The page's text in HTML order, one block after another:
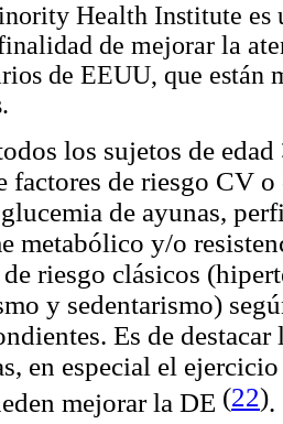
Health Institute es
de mejorar la
de EEUU, que están
los sujetos de edad
factores de riesgo CV
de ayunas,
metabólico y/o
riesgo clásicos
y sedentarismo)
Es de
en especial el
mejorar la DE (22).